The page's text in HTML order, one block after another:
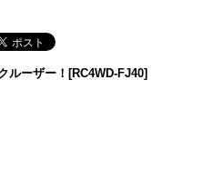
ルーザー！[RC4WD-FJ40]